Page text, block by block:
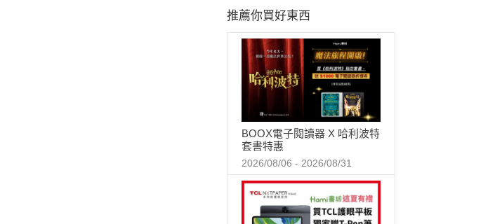
推薦你買好東西
BOOX電子閱讀器 X 哈利波特
套書特惠
2026/08/06 - 2026/08/31